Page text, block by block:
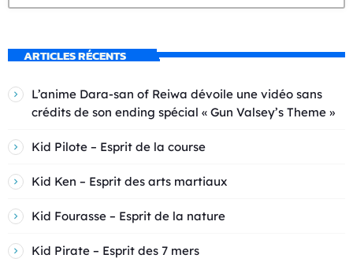
ARTICLES RÉCENTS
L’anime Dara-san of Reiwa dévoile une vidéo sans
crédits de son ending spécial « Gun Valsey’s Theme »
Kid Pilote – Esprit de la course
Kid Ken – Esprit des arts martiaux
Kid Fourasse – Esprit de la nature
Kid Pirate – Esprit des 7 mers